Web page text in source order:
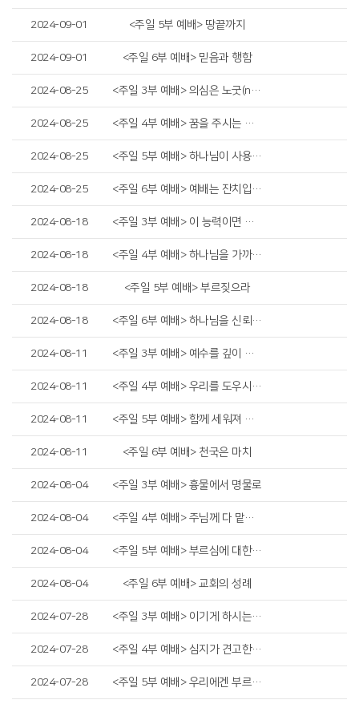
2024-09-01 <주일 5부 예배> 땅끝까지
2024-09-01 <주일 6부 예배> 믿음과 행함
2024-08-25 <주일 3부 예배> 의심은 노굿(no good)입니다
2024-08-25 <주일 4부 예배> 꿈을 주시는 하나님
2024-08-25 <주일 5부 예배> 하나님이 사용하시는 그릇
2024-08-25 <주일 6부 예배> 예배는 잔치입니다
2024-08-18 <주일 3부 예배> 이 능력이면 충분합니다
2024-08-18 <주일 4부 예배> 하나님을 가까이하라
2024-08-18 <주일 5부 예배> 부르짖으라
2024-08-18 <주일 6부 예배> 하나님을 신뢰하는 미음
2024-08-11 <주일 3부 예배> 예수를 깊이 생각하라
2024-08-11 <주일 4부 예배> 우리를 도우시는 예수님
2024-08-11 <주일 5부 예배> 함께 세워져 가는 교회
2024-08-11 <주일 6부 예배> 천국은 마치
2024-08-04 <주일 3부 예배> 흉물에서 명물로
2024-08-04 <주일 4부 예배> 주님께 다 맡기라
2024-08-04 <주일 5부 예배> 부르심에 대한 우리의 태도
2024-08-04 <주일 6부 예배> 교회의 성례
2024-07-28 <주일 3부 예배> 이기게 하시는 하나님
2024-07-28 <주일 4부 예배> 심지가 견고한 자를 지키시리니
2024-07-28 <주일 5부 예배> 우리에겐 부르심이 있습니다